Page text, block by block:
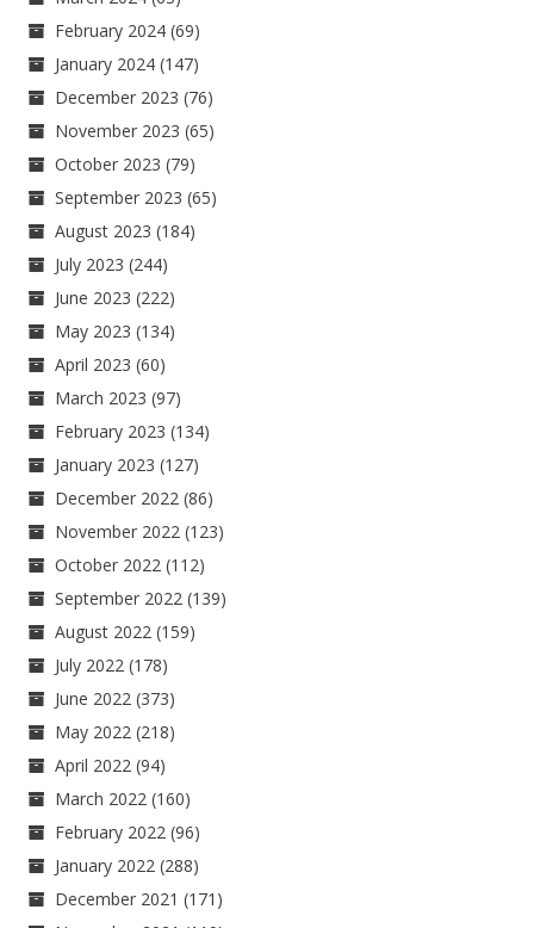
February 2024 (69)
January 2024 (147)
December 2023 (76)
November 2023 (65)
October 2023 (79)
September 2023 (65)
August 2023 (184)
July 2023 (244)
June 2023 (222)
May 2023 (134)
April 2023 (60)
March 2023 (97)
February 2023 (134)
January 2023 (127)
December 2022 (86)
November 2022 (123)
October 2022 (112)
September 2022 (139)
August 2022 (159)
July 2022 (178)
June 2022 (373)
May 2022 (218)
April 2022 (94)
March 2022 (160)
February 2022 (96)
January 2022 (288)
December 2021 (171)